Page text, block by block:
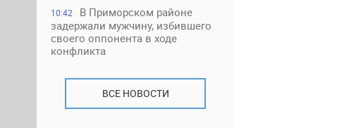
10:42
В Приморском районе
задержали мужчину, избившего
своего оппонента в ходе
конфликта
ВСЕ НОВОСТИ